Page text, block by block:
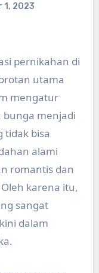
1, 2023
utama
mengatur
menjadi
tidak bisa
alami
romantis dan
karena itu,
sangat
dalam